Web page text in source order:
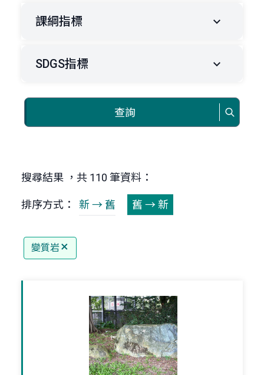
課綱指標
SDGS指標
查詢
搜尋結果 ，共 110 筆資料：
排序方式： 新 → 舊 舊 → 新
變質岩